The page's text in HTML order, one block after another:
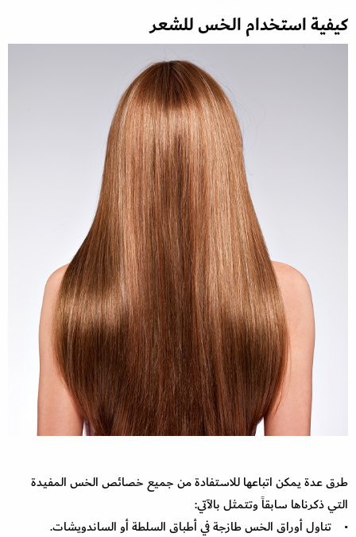
كيفية استخدام الخس للشعر
طرق عدة يمكن اتباعها للاستفادة من جميع خصائص الخس المفيدة
التي ذكرناها سابقاً وتتمثل بالآتي:
• تناول أوراق الخس طازجة في أطباق السلطة أو الساندويشات.